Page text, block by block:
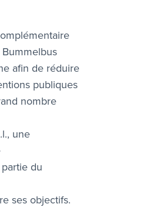
afin de réduire
publiques
nombre
une
du
ses objectifs.